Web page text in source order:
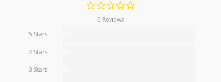
0 Reviews
5 Stars
4 Stars
3 Stars